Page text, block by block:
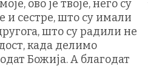
ово је твоје, него су
и сестре, што су имали
што су радили не
када делимо
Божија. А благодат